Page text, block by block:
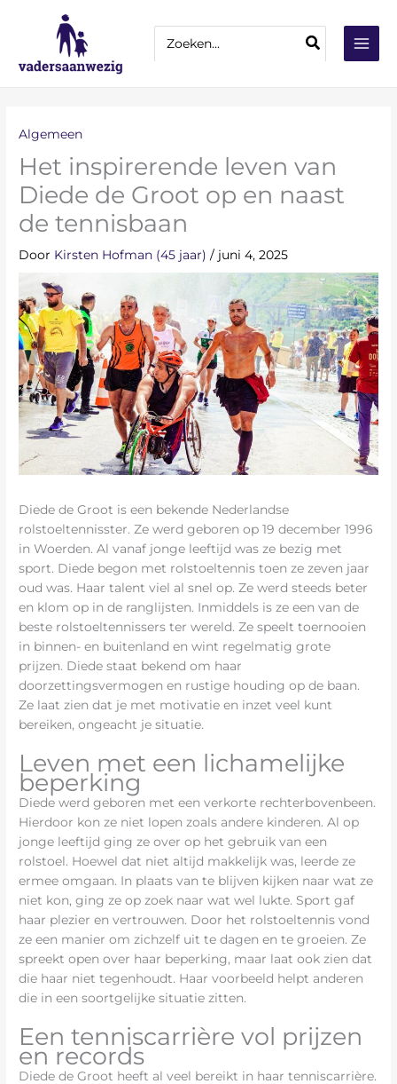
inhoud
naar:
Algemeen
Het inspirerende leven van
Diede de Groot op en naast
de tennisbaan
Door Kirsten Hofman (45 jaar)/ juni 4, 2025
Diede de Groot is een bekende Nederlandse
rolstoeltennisster. Ze werd geboren op 19 december 1996
in Woerden. Al vanaf jonge leeftijd was ze bezig met
sport. Diede begon met rolstoeltennis toen ze zeven jaar
oud was. Haar talent viel al snel op. Ze werd steeds beter
en klom op in de ranglijsten. Inmiddels is ze een van de
beste rolstoeltennissers ter wereld. Ze speelt toernooien
in binnen- en buitenland en wint regelmatig grote
prijzen. Diede staat bekend om haar
doorzettingsvermogen en rustige houding op de baan.
Ze laat zien dat je met motivatie en inzet veel kunt
bereiken, ongeacht je situatie.
Leven met een lichamelijke
beperking
Diede werd geboren met een verkorte rechterbovenbeen.
Hierdoor kon ze niet lopen zoals andere kinderen. Al op
jonge leeftijd ging ze over op het gebruik van een
rolstoel. Hoewel dat niet altijd makkelijk was, leerde ze
ermee omgaan. In plaats van te blijven kijken naar wat ze
niet kon, ging ze op zoek naar wat wel lukte. Sport gaf
haar plezier en vertrouwen. Door het rolstoeltennis vond
ze een manier om zichzelf uit te dagen en te groeien. Ze
spreekt open over haar beperking, maar laat ook zien dat
die haar niet tegenhoudt. Haar voorbeeld helpt anderen
die in een soortgelijke situatie zitten.
Een tenniscarrière vol prijzen
en records
Diede de Groot heeft al veel bereikt in haar tenniscarrière.
n